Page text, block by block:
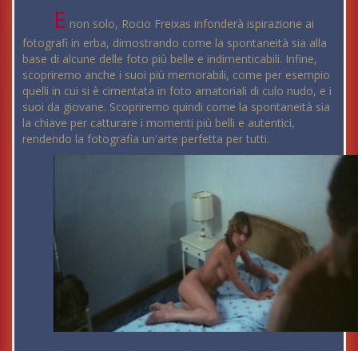
E non solo, Rocio Freixas infonderà ispirazione ai
fotografi in erba, dimostrando come la spontaneità sia alla
base di alcune delle foto più belle e indimenticabili. Infine,
scopriremo anche i suoi più memorabili, come per esempio
quelli in cui si è cimentata in foto amatoriali di culo nudo, e i
suoi da giovane. Scopriremo quindi come la spontaneità sia
la chiave per catturare i momenti più belli e autentici,
rendendo la fotografia un'arte perfetta per tutti.